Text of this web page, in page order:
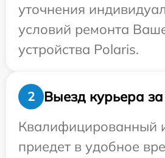
уточнения
условий ремонта
устройства Polaris.
2
Выезд курьера
Квалифицированный
приедет в удобное